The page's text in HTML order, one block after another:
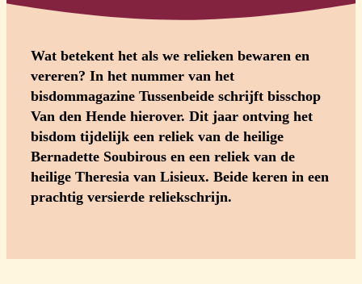
Wat betekent het als we relieken bewaren en
vereren? In het nummer van het
bisdommagazine Tussenbeide schrijft bisschop
Van den Hende hierover. Dit jaar ontving het
bisdom tijdelijk een reliek van de heilige
Bernadette Soubirous en een reliek van de
heilige Theresia van Lisieux. Beide keren in een
prachtig versierde reliekschrijn.